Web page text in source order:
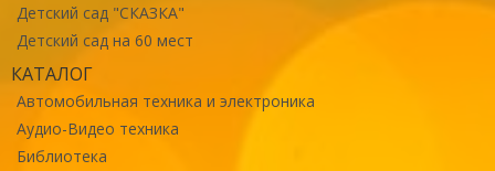
Детский сад "СКАЗКА"
Детский сад на 60 мест
КАТАЛОГ
Автомобильная техника и электроника
Аудио-Видео техника
Библиотека